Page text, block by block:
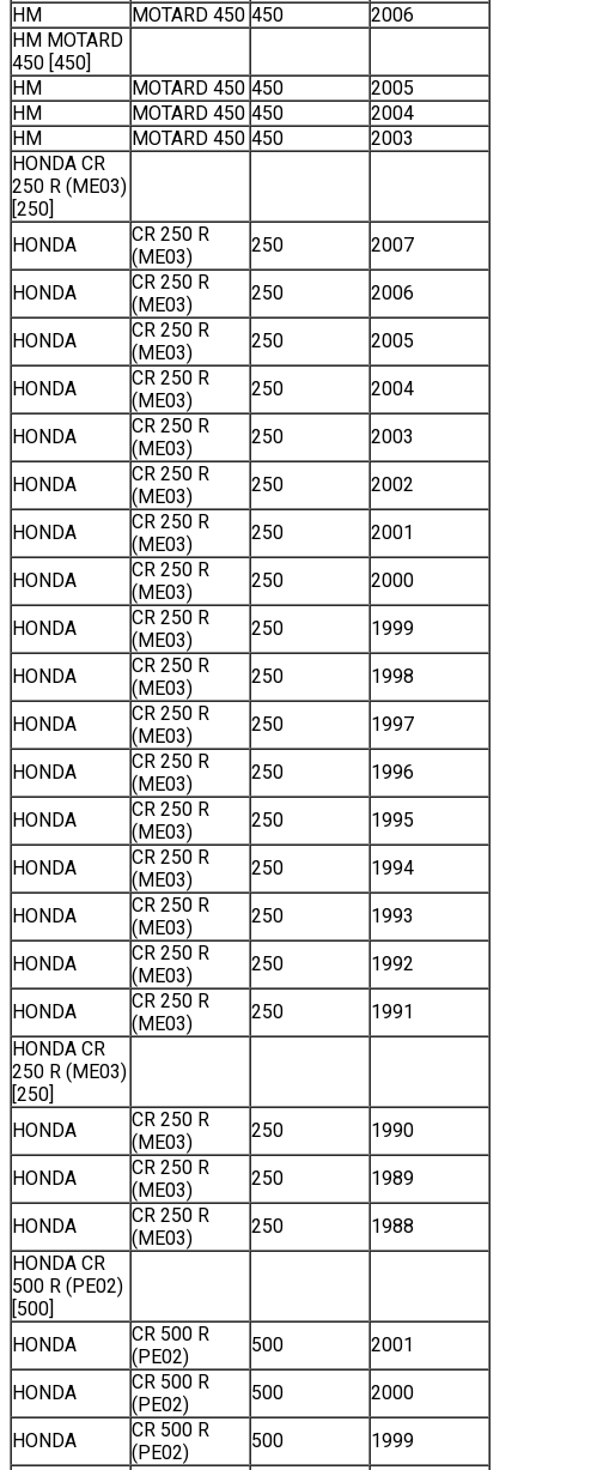
HM
MOTARD 450 450
2006
HM MOTARD
450 [450]
HM
MOTARD 450 450
2005
HM
MOTARD 450 450
2004
HM
MOTARD 450 450
2003
HONDA CR
250 R (ME03)
[250]
HONDA
CR 250 R
(ME03)
250 2007
HONDA
CR 250 R
(ME03)
250 2006
HONDA
CR 250 R
(ME03)
250 2005
HONDA
CR 250 R
(ME03)
250 2004
HONDA
CR 250 R
(ME03)
250 2003
HONDA
CR 250 R
(ME03)
250 2002
HONDA
CR 250 R
(ME03)
250 2001
HONDA
CR 250 R
(ME03)
250 2000
HONDA
CR 250 R
(ME03)
250 1999
HONDA
CR 250 R
(ME03)
250 1998
HONDA
CR 250 R
(ME03)
250 1997
HONDA
CR 250 R
(ME03)
250 1996
HONDA
CR 250 R
(ME03)
250 1995
HONDA
CR 250 R
(ME03)
250 1994
HONDA
CR 250 R
(ME03)
250 1993
HONDA
CR 250 R
(ME03)
250 1992
HONDA
CR 250 R
(ME03)
250
1991
HONDA CR
250 R (ME03)
[250]
HONDA
CR 250 R
(ME03)
250 1990
HONDA
CR 250 R
(ME03)
250 1989
HONDA
CR 250 R
(ME03)
250
1988
HONDA CR
500 R (PE02)
[500]
HONDA
CR 500 R
(PE02)
500 2001
HONDA
CR 500 R
(PE02)
500 2000
HONDA
CR 500 R
(PE02)
500
1999